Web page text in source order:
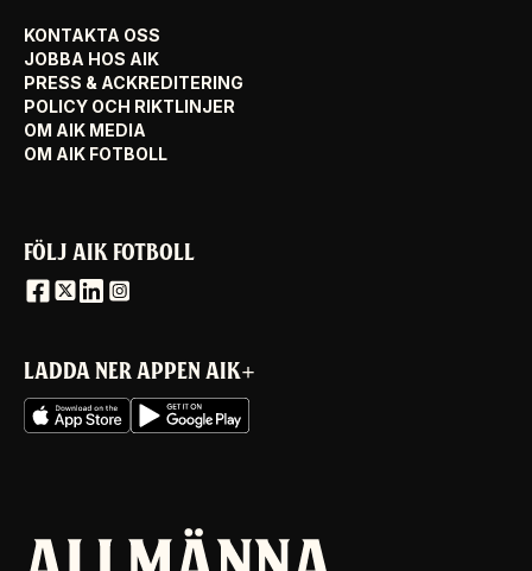
KONTAKTA OSS
JOBBA HOS AIK
PRESS & ACKREDITERING
POLICY OCH RIKTLINJER
OM AIK MEDIA
OM AIK FOTBOLL
FÖLJ AIK FOTBOLL
LADDA NER APPEN AIK+